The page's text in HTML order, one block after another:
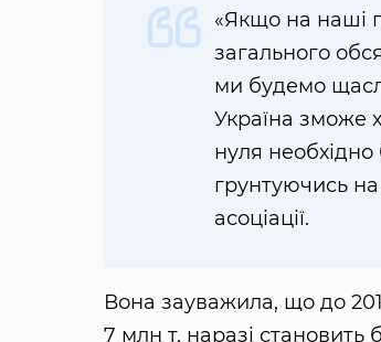
«Якщо на наші
загального
ми будемо
Україна зможе
нуля
грунтуючись
асоціації.
Вона зауважила, що до
7 млн ​​т, наразі становить